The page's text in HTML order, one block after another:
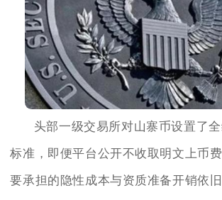
头部一级交易所对山寨币设置了
标准，即便平台公开不收取明文上币
要承担的隐性成本与资质准备开销依